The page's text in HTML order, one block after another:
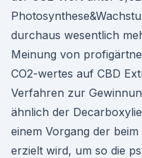
durchaus wesentlich
Meinung von
CO2-wertes auf CBD
Verfahren zur
ähnlich der
einem Vorgang der
erzielt wird, um so die